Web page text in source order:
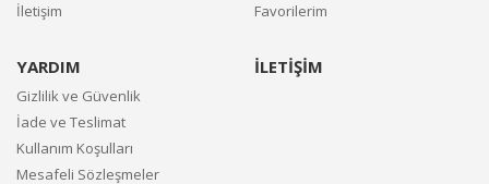
İletişim
Favorilerim
YARDIM
Gizlilik ve Güvenlik
İade ve Teslimat
Kullanım Koşulları
Mesafeli Sözleşmeler
İLETİŞİM